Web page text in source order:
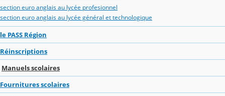
section euro anglais au lycée profesionnel
section euro anglais au lycée général et technologique
le PASS Région
Réinscriptions
Manuels scolaires
Fournitures scolaires